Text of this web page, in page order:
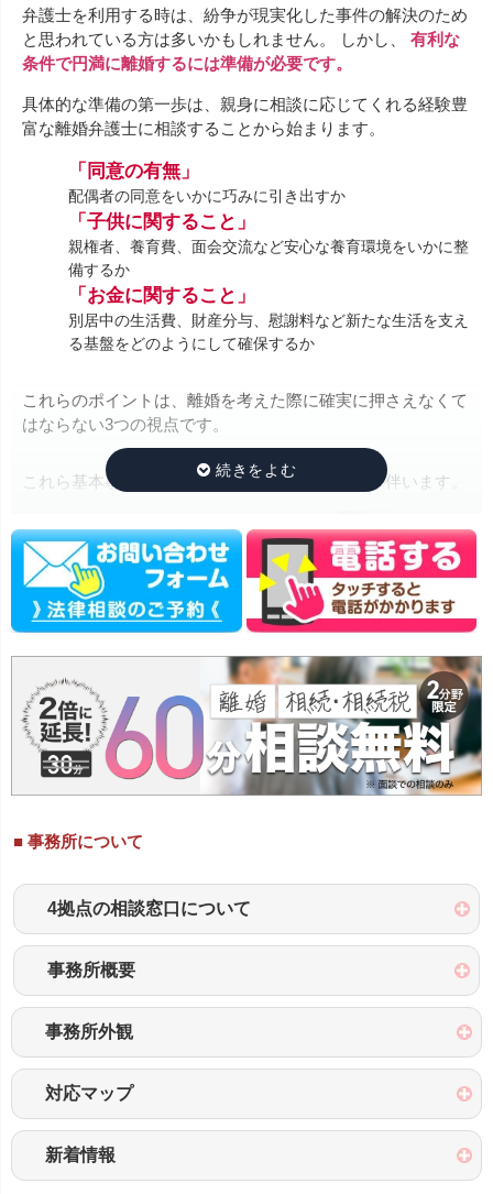
弁護士を利用する時は、紛争が現実化した事件の解決のため
と思われている方は多いかもしれません。 しかし、 有利な
条件で円満に離婚するには準備が必要です。
具体的な準備の第一歩は、親身に相談に応じてくれる経験豊
富な離婚弁護士に相談することから始まります。
「同意の有無」
配偶者の同意をいかに巧みに引き出すか
「子供に関すること」
親権者、養育費、面会交流など安心な養育環境をいかに整
備するか
「お金に関すること」
別居中の生活費、財産分与、慰謝料など新たな生活を支え
る基盤をどのようにして確保するか
これらのポイントは、離婚を考えた際に確実に押さえなくて
はならない3つの視点です。
これら基本事項に加えて、離婚には様々な問題が伴います。
者の安全を脅かす問題
住宅ローンや借金整理などマイナス
の財産の処理の問題
年金分割・公的扶助・戸籍と姓など
社会制度や法制度と関わる問題…
離婚に至る経緯や夫婦を取り巻く状況
により、さまざまな問題が複雑に絡み
合います。
これらの問題を解決するためには、民法の家族法（離婚）や
戸籍法に加え、心理学、精神医学、債務の処理、年金制度、
る幅広い分野にまたがる正しい知識と経験が必要です。
ス感覚と高度な戦略、そして実行力が必要となるため、離婚
分野に特化することで、多様な経験と高い技術を培った名古
屋総合法律事務所の本領が発揮される場面です。
代理人として防波堤になり、「安心安全な離婚」を実現し
ます
離婚に関する疑問・悩み・不安に対する確かなアドバイスの
全な離婚」を実現します。
弁護士に依頼する最大のメリットは、弁護士が代理人とし
て、依頼者を守ることができることです。
■ 事務所について
4拠点の相談窓口について
事務所概要
事務所外観
対応マップ
新着情報